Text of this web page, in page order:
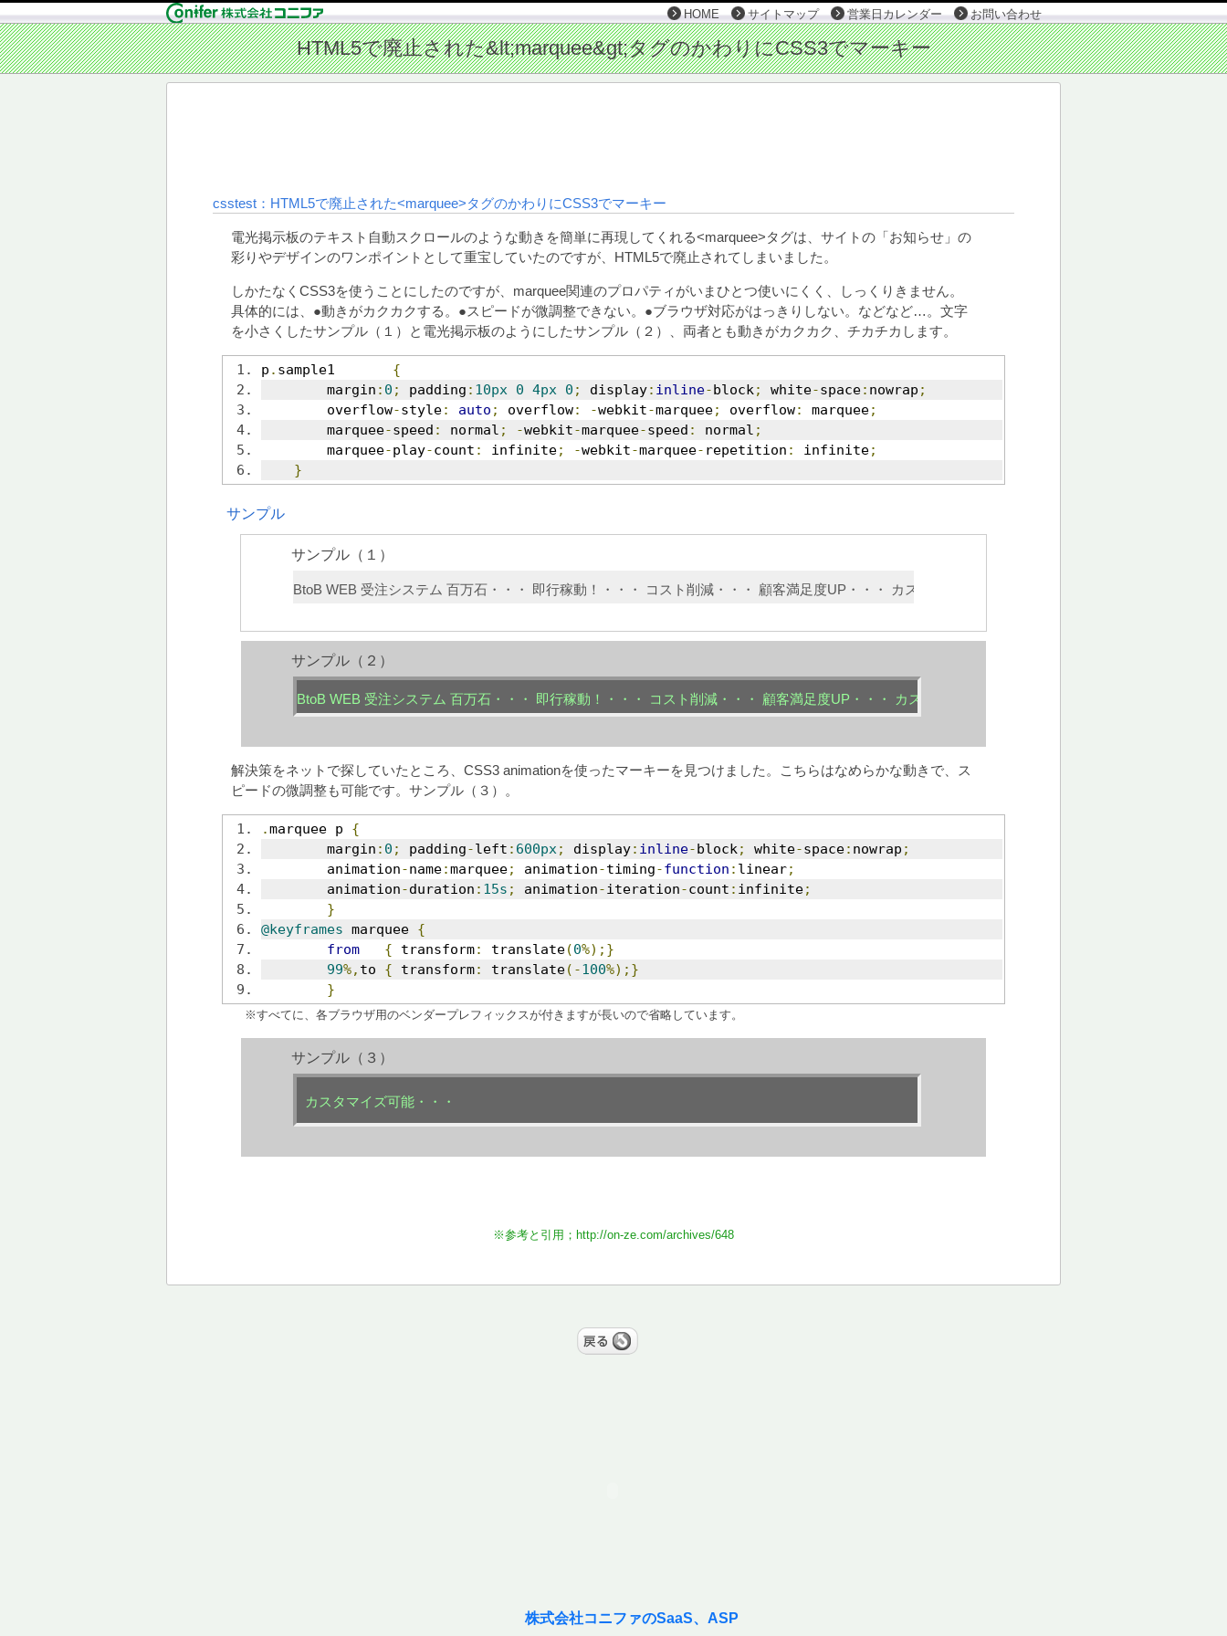
HOME サイトマップ 営業日カレンダー お問い合わせ
csstest：HTML5で廃止された<marquee>タグのかわりにCSS3でマーキー
電光掲示板のテキスト自動スクロールのような動きを簡単に再現してくれる<marquee>タグは、サイトの「お知らせ」の
彩りやデザインのワンポイントとして重宝していたのですが、HTML5で廃止されてしまいました。
しかたなくCSS3を使うことにしたのですが、marquee関連のプロパティがいまひとつ使いにくく、しっくりきません。
具体的には、●動きがカクカクする。●スピードが微調整できない。●ブラウザ対応がはっきりしない。などなど…。文字
を小さくしたサンプル（１）と電光掲示板のようにしたサンプル（２）、両者とも動きがカクカク、チカチカします。
p .
{
	margin
: 0 ; padding : 10px 0 4px 0 ; display: inline-block; white-space: nowrap ;
	overflow
-style: auto ; overflow: -webkit-marquee; overflow: marquee;
	marquee
-speed : normal ; -webkit-marquee-speed : normal ;
marquee-play-count : infinite; -webkit-marquee- repetition : infinite;
}
サンプル
サンプル（１）
BtoB WEB 受注システム 百万石・・・ 即行稼動！・・・ コスト削減・・・ 顧客満足度UP・・・ カスタマイズ可能・・・
サンプル（２）
BtoB WEB 受注システム 百万石・・・ 即行稼動！・・・ コスト削減・・・ 顧客満足度UP・・・ カスタマイズ可能・・・
解決策をネットで探していたところ、CSS3 animationを使ったマーキーを見つけました。こちらはなめらかな動きで、ス
ピードの微調整も可能です。サンプル（３）。
.marquee p {
	margin
: 0 ; padding-left : 600px; display: inline-block; white-space: nowrap ;
	animation
-name:marquee; animation-timing-function : linear;
	animation
-duration : 15s ; animation-iteration-count : infinite;
}
@keyframes marquee {
from
{ transform: translate(0%);}
99%, to { transform: translate(-100%);}
}
※すべてに、各ブラウザ用のベンダープレフィックスが付きますが長いので省略しています。
サンプル（３）
※参考と引用； http://on-ze.com/archives/648
株式会社コニファのSaaS、ASP